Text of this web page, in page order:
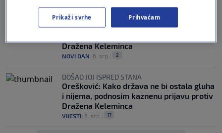
DOŠAO JOJ ISPRED STANA
Orešković: Kako država ne bi ostala gluha
Dražena Keleminca
NOVI DAN 6. srp. 2
DOŠAO JOJ ISPRED STANA
Orešković: Kako država ne bi ostala gluha
i nijema, podnosim kaznenu prijavu protiv
Dražena Keleminca
VIJESTI 6. srp. 17
Prikaži svrhe Prihvaćam